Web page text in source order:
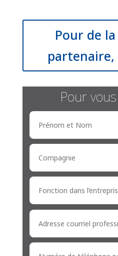
Pour de
partenaire,
Pour